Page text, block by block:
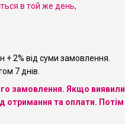
в той же день,
+ 2% від суми замовлення.
7 днів.
замовлення. Якщо виявили
отримання та оплати. Потім